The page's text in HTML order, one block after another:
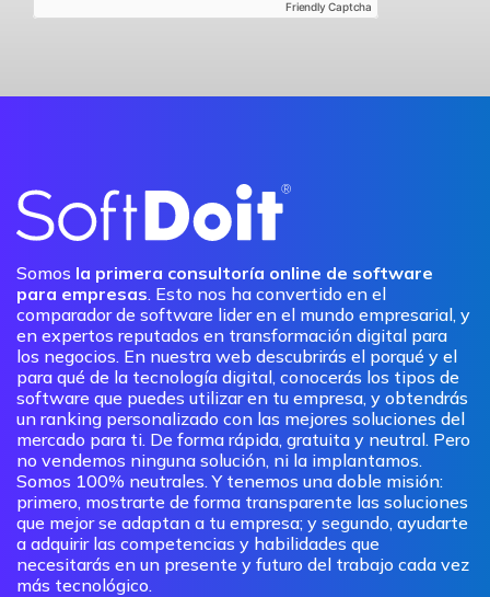
Friendly Captcha
Somos la primera consultoría online de software
para empresas. Esto nos ha convertido en el
comparador de software lider en el mundo empresarial, y
en expertos reputados en transformación digital para
los negocios. En nuestra web descubrirás el porqué y el
para qué de la tecnología digital, conocerás los tipos de
software que puedes utilizar en tu empresa, y obtendrás
un ranking personalizado con las mejores soluciones del
mercado para ti. De forma rápida, gratuita y neutral. Pero
no vendemos ninguna solución, ni la implantamos.
Somos 100% neutrales. Y tenemos una doble misión:
primero, mostrarte de forma transparente las soluciones
que mejor se adaptan a tu empresa; y segundo, ayudarte
a adquirir las competencias y habilidades que
necesitarás en un presente y futuro del trabajo cada vez
más tecnológico.